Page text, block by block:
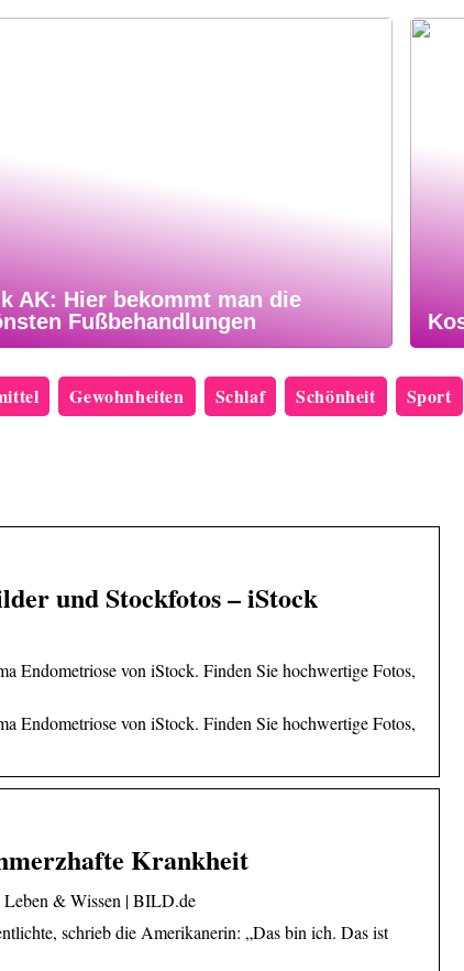
AK: Hier bekommt man die
Fußbehandlungen
Gewohnheiten Schlaf Schönheit Sport
und Stockfotos – iStock
Endometriose von iStock. Finden Sie hochwertige Fotos,
Endometriose von iStock. Finden Sie hochwertige Fotos,
Krankheit
Leben & Wissen | BILD.de
schrieb die Amerikanerin: „Das bin ich. Das ist